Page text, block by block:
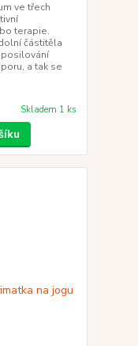
ve třech
terapie.
částitěla
a tak se
Skladem 1 ks